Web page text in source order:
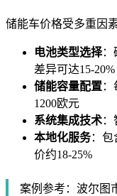
储能车价格受多重因
电池类型选择：
差异可达15-20%
储能容量配置
1200欧元
系统集成技术
本地化服务：包
价约18-25%
案例参考：波尔图